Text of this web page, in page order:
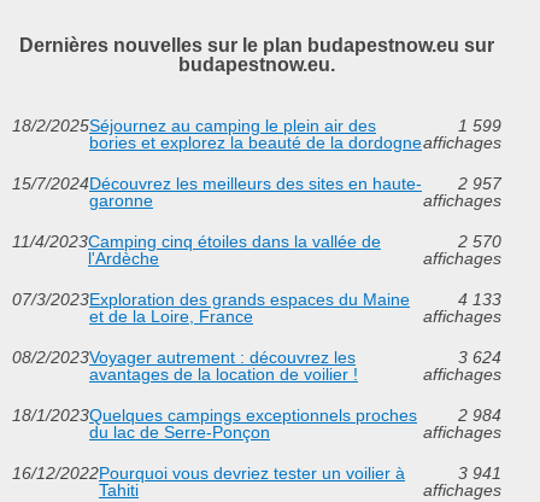
Dernières nouvelles sur le plan budapestnow.eu sur
budapestnow.eu.
18/2/2025Séjournez au camping le plein air des
bories et explorez la beauté de la dordogne
1 599
affichages
15/7/2024Découvrez les meilleurs des sites en haute-
garonne
2 957
affichages
11/4/2023Camping cinq étoiles dans la vallée de
l'Ardèche
2 570
affichages
07/3/2023Exploration des grands espaces du Maine
et de la Loire, France
4 133
affichages
08/2/2023Voyager autrement : découvrez les
avantages de la location de voilier !
3 624
affichages
18/1/2023Quelques campings exceptionnels proches
du lac de Serre-Ponçon
2 984
affichages
16/12/2022Pourquoi vous devriez tester un voilier à
Tahiti
3 941
affichages